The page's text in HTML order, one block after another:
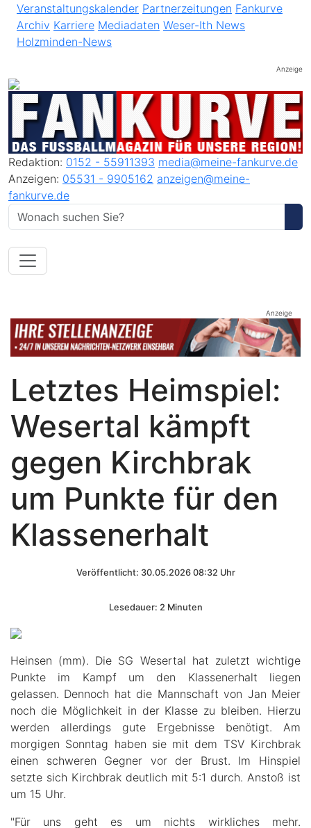
Veranstaltungskalender Partnerzeitungen Fankurve
Archiv Karriere Mediadaten Weser-Ith News
Holzminden-News
Anzeige
Redaktion: 0152 - 55911393 media@meine-fankurve.de
Anzeigen: 05531 - 9905162 anzeigen@meine-
fankurve.de
Anzeige
Letztes Heimspiel:
Wesertal kämpft
gegen Kirchbrak
um Punkte für den
Klassenerhalt
Veröffentlicht: 30.05.2026 08:32 Uhr
Lesedauer: 2 Minuten
Heinsen (mm). Die SG Wesertal hat zuletzt wichtige
Punkte im Kampf um den Klassenerhalt liegen
gelassen. Dennoch hat die Mannschaft von Jan Meier
noch die Möglichkeit in der Klasse zu bleiben. Hierzu
werden allerdings gute Ergebnisse benötigt. Am
morgigen Sonntag haben sie mit dem TSV Kirchbrak
einen schweren Gegner vor der Brust. Im Hinspiel
setzte sich Kirchbrak deutlich mit 5:1 durch. Anstoß ist
um 15 Uhr.
"Für uns geht es um nichts wirkliches mehr.